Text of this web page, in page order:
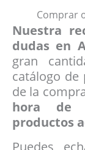
Comprar
Nuestra
dudas en
gran
catálogo de
de la
hora de
productos
Puedes